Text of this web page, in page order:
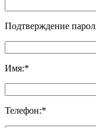
Подтверждение
Имя:*
Телефон:*